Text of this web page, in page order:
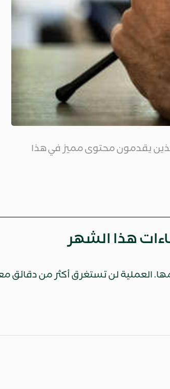
يقدمون محتوى مميز في هذا
العملية لن تستغرق أكثر من دقائق